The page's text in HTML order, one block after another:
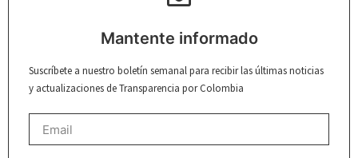
Mantente informado
Suscríbete a nuestro boletín semanal para recibir las últimas noticias
y actualizaciones de Transparencia por Colombia